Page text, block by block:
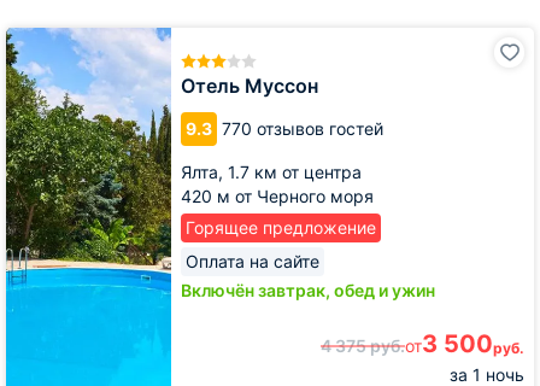
Отель Муссон
9.3 770 отзывов гостей
Ялта, 1.7 км от центра
420 м от Черного моря
Горящее предложение
Оплата на сайте
Включён завтрак, обед и ужин
4 375руб.от3 500руб.
за 1 ночь
Отель
Муссон